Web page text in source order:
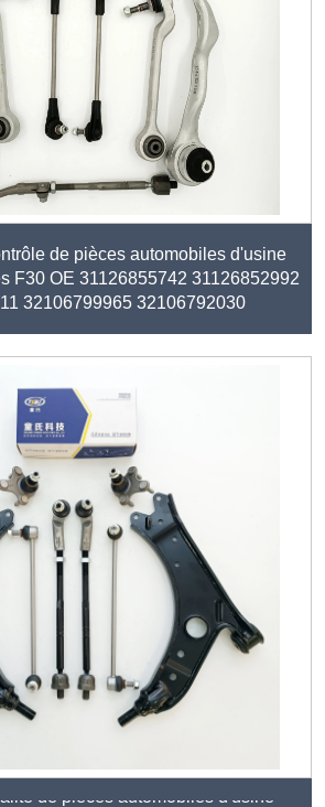
de pièces automobiles d'usine
F30 OE 31126855742 31126852992
32106799965 32106792030
de pièces automobiles d'usine